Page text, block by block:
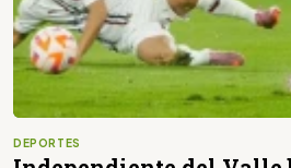
DEPORTES